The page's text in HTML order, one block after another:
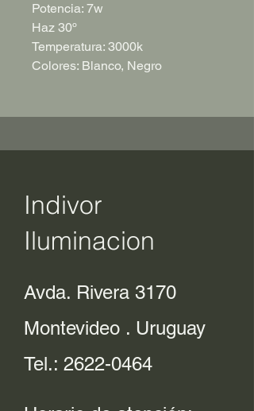
Potencia: 7w
Haz 30º
Temperatura: 3000k
Colores: Blanco, Negro
Indivor
Iluminacion
Avda. Rivera 3170
Montevideo . Uruguay
Tel.: 2622-0464